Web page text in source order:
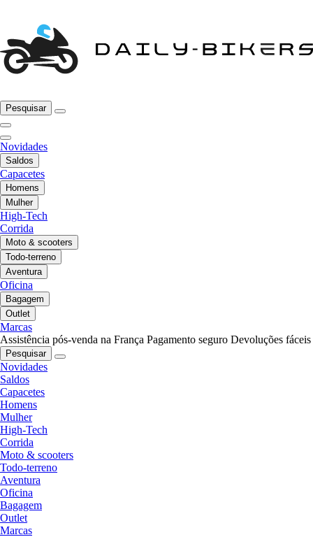
Pesquisar
Novidades
Saldos
Capacetes
Homens
Mulher
High-Tech
Corrida
Moto & scooters
Todo-terreno
Aventura
Oficina
Bagagem
Outlet
Marcas
Assistência pós-venda na França Pagamento seguro Devoluções fáceis
Pesquisar
Novidades
Saldos
Capacetes
Homens
Mulher
High-Tech
Corrida
Moto & scooters
Todo-terreno
Aventura
Oficina
Bagagem
Outlet
Marcas